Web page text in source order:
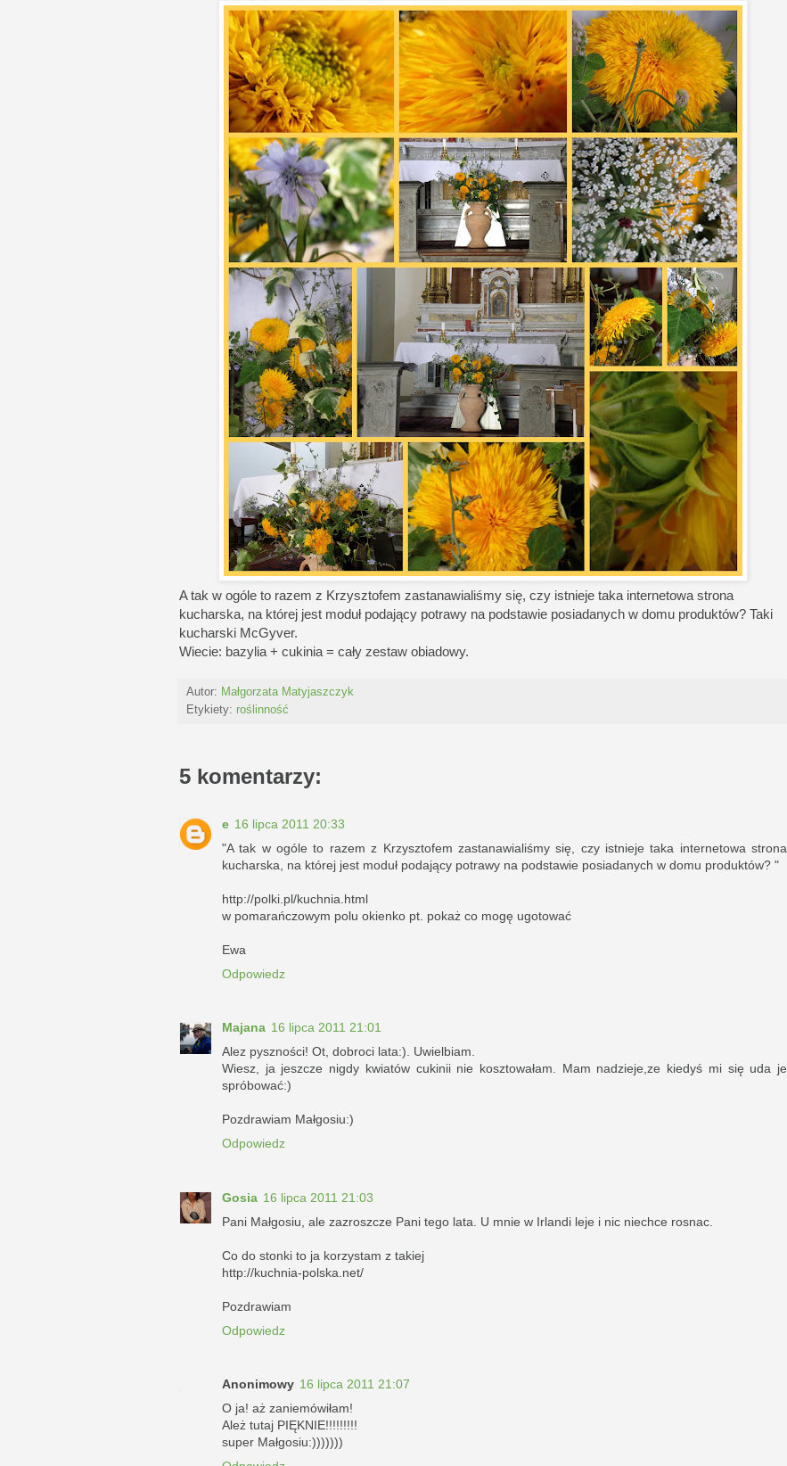
A tak w ogóle to razem z Krzysztofem zastanawialiśmy się, czy istnieje taka internetowa strona
kucharska, na której jest moduł podający potrawy na podstawie posiadanych w domu produktów? Taki
kucharski McGyver.
Wiecie: bazylia + cukinia = cały zestaw obiadowy.
Autor: Małgorzata Matyjaszczyk
Etykiety: roślinność
5 komentarzy:
e 16 lipca 2011 20:33
"A tak w ogóle to razem z Krzysztofem zastanawialiśmy się, czy istnieje taka internetowa strona
kucharska, na której jest moduł podający potrawy na podstawie posiadanych w domu produktów? "
http://polki.pl/kuchnia.html
w pomarańczowym polu okienko pt. pokaż co mogę ugotować
Ewa
Odpowiedz
Majana 16 lipca 2011 21:01
Alez pyszności! Ot, dobroci lata:). Uwielbiam.
Wiesz, ja jeszcze nigdy kwiatów cukinii nie kosztowałam. Mam nadzieje,ze kiedyś mi się uda je
spróbować:)
Pozdrawiam Małgosiu:)
Odpowiedz
Gosia 16 lipca 2011 21:03
Pani Małgosiu, ale zazroszcze Pani tego lata. U mnie w Irlandi leje i nic niechce rosnac.
Co do stonki to ja korzystam z takiej
http://kuchnia-polska.net/
Pozdrawiam
Odpowiedz
Anonimowy 16 lipca 2011 21:07
O ja! aż zaniemówiłam!
Ależ tutaj PIĘKNIE!!!!!!!!!
super Małgosiu:)))))))